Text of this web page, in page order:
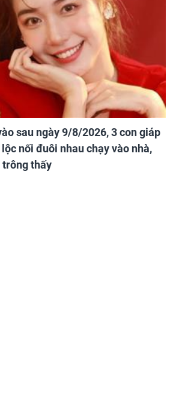
sau ngày 9/8/2026, 3 con giáp
nối đuôi nhau chạy vào nhà,
trông thấy